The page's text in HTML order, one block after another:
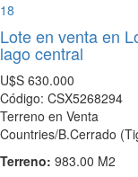
18
Lote en venta en
lago central
U$S 630.000
Código: CSX5268294
Terreno en Venta
Countries/B.Cerrado
Terreno: 983.00 M2